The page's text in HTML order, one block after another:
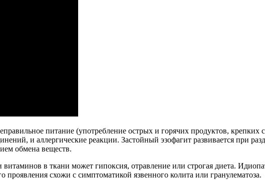
питание (употребление острых и горячих продуктов,
и аллергические реакции. Застойный эзофагит развивается при
обмена веществ.
в ткани может гипоксия, отравление или строгая диета.
схожи с симптоматикой язвенного колита или гранулематоза.